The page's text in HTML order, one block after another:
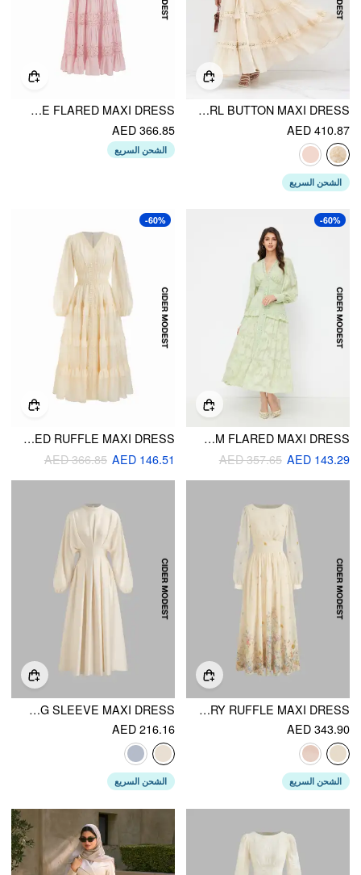
CHIFFON HIGH NECK GUIPURE PEARL BUTTON MAXI DRESS
AED 410.87
الشحن السريع
SWEETHEART FLORAL LACE BELL SLEEVE FLARED MAXI DRESS
AED 366.85
الشحن السريع
-60%
V-NECK LANTERN SLEEVE LACE PANEL RUFFLE HEM FLARED MAXI DRESS
AED 143.29
AED 357.65
-60%
V-NECK LACE TRIM TIERED RUFFLE MAXI DRESS
AED 146.51
AED 366.85
CHIFFON BOAT NECK FLORAL EMBROIDERY RUFFLE MAXI DRESS
AED 343.90
الشحن السريع
STAND COLLAR PLEATED CINCHED WAIST LONG SLEEVE MAXI DRESS
AED 216.16
الشحن السريع